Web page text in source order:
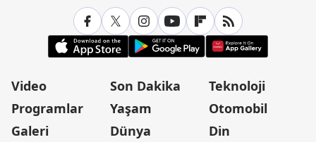
Video
Programlar
Galeri
Son Dakika
Yaşam
Dünya
Teknoloji
Otomobil
Din